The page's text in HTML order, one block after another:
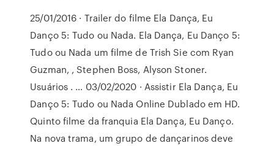
25/01/2016 · Trailer do filme Ela Dança, Eu
Danço 5: Tudo ou Nada. Ela Dança, Eu Danço 5:
Tudo ou Nada um filme de Trish Sie com Ryan
Guzman, , Stephen Boss, Alyson Stoner.
Usuários . … 03/02/2020 · Assistir Ela Dança, Eu
Danço 5: Tudo ou Nada Online Dublado em HD.
Quinto filme da franquia Ela Dança, Eu Danço.
Na nova trama, um grupo de dançarinos deve